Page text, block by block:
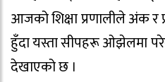
आजको शिक्षा प्रणालीले अंक र
हुँदा यस्ता सीपहरू ओझेलमा
देखाएको छ ।